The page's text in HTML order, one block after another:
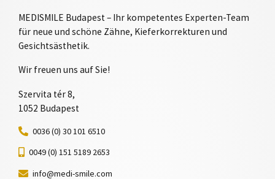
MEDISMILE Budapest – Ihr kompetentes Experten-Team
für neue und schöne Zähne, Kieferkorrekturen und
Gesichtsästhetik.
Wir freuen uns auf Sie!
Szervita tér 8,
1052 Budapest
0036 (0) 30 101 6510
0049 (0) 151 5189 2653
info@medi-smile.com